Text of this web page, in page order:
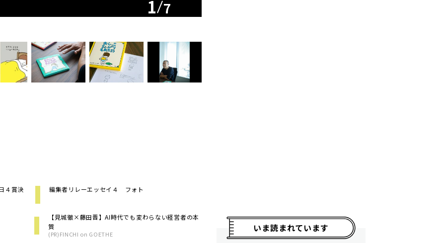
1 7
４賞決 編集者リレーエッセイ４ フォト
【見城徹×藤田晋】AI時代でも変わらない経営者の本
質
(PR)FINCHI on GOETHE
いま読まれています